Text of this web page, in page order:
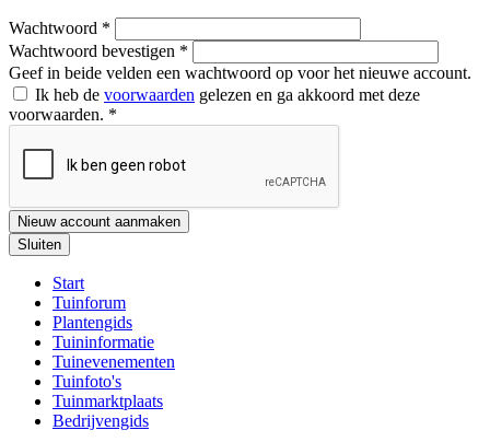
Wachtwoord *
Wachtwoord bevestigen *
Geef in beide velden een wachtwoord op voor het nieuwe account.
Ik heb de voorwaarden gelezen en ga akkoord met deze
voorwaarden. *
Nieuw account aanmaken
Sluiten
Start
Tuinforum
Plantengids
Tuininformatie
Tuinevenementen
Tuinfoto's
Tuinmarktplaats
Bedrijvengids